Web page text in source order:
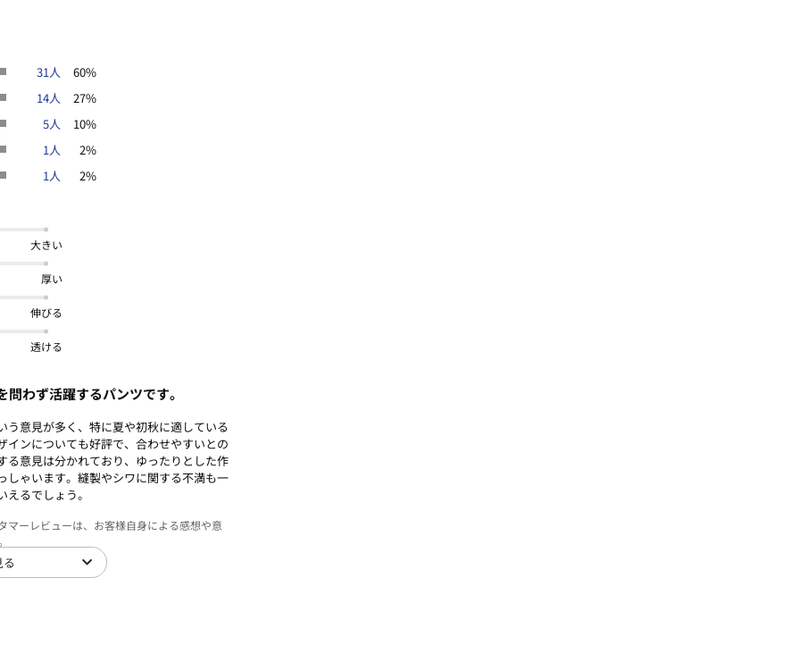
31人
60%
14人
27%
5人
10%
1人
2%
1人
2%
大きい
厚い
伸びる
透ける
わず活躍するパンツです。
意見が多く、特に夏や初秋に適している
ンについても好評で、合わせやすいとの
る意見は分かれており、ゆったりとした作
しゃいます。縫製やシワに関する不満も一
るでしょう。
マーレビューは、お客様自身による感想や意